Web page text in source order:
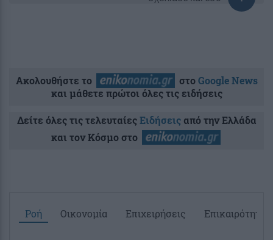
Ακολουθήστε το στοGoogle News
και μάθετε πρώτοι όλες τις ειδήσεις
Δείτε όλες τις τελευταίεςΕιδήσειςαπό την Ελλάδα
και τον Κόσμο στο
Ροή Οικονομία Επιχειρήσεις Επικαιρότητα